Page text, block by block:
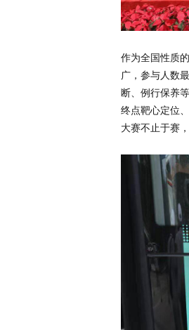
作为全国性质
广，参与人数
断、例行保养
终点靶心定位
大赛不止于赛